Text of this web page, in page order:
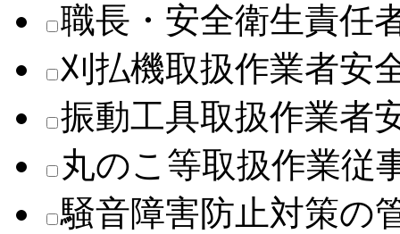
職長・安全衛生責任
刈払機取扱作業者安
振動工具取扱作業者
丸のこ等取扱作業従
騒音障害防止対策の